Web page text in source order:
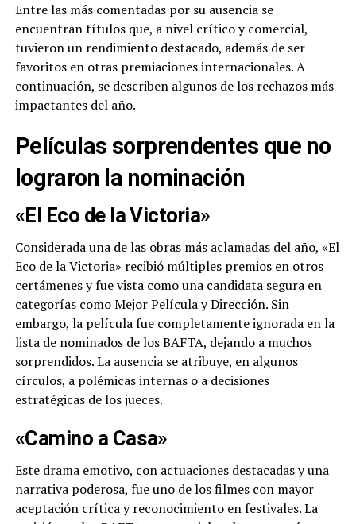
Entre las más comentadas por su ausencia se
encuentran títulos que, a nivel crítico y comercial,
tuvieron un rendimiento destacado, además de ser
favoritos en otras premiaciones internacionales. A
continuación, se describen algunos de los rechazos más
impactantes del año.
Películas sorprendentes que no
lograron la nominación
«El Eco de la Victoria»
Considerada una de las obras más aclamadas del año, «El
Eco de la Victoria» recibió múltiples premios en otros
certámenes y fue vista como una candidata segura en
categorías como Mejor Película y Dirección. Sin
embargo, la película fue completamente ignorada en la
lista de nominados de los BAFTA, dejando a muchos
sorprendidos. La ausencia se atribuye, en algunos
círculos, a polémicas internas o a decisiones
estratégicas de los jueces.
«Camino a Casa»
Este drama emotivo, con actuaciones destacadas y una
narrativa poderosa, fue uno de los filmes con mayor
aceptación crítica y reconocimiento en festivales. La